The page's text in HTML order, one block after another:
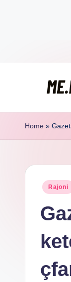
M
e
g
lexohen
ngut
Home »
Posted
Rajoni